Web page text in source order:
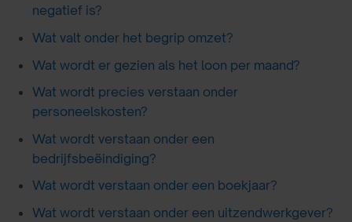
negatief is?
Wat valt onder het begrip omzet?
Wat wordt er gezien als het loon per maand?
Wat wordt precies verstaan onder
personeelskosten?
Wat wordt verstaan onder een
bedrijfsbeëindiging?
Wat wordt verstaan onder een boekjaar?
Wat wordt verstaan onder een uitzendwerkgever?